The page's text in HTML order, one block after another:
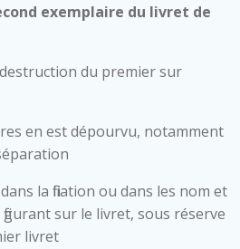
exemplaire du livret de
du premier sur
en est dépourvu, notamment
la filiation ou dans les nom et
sur le livret, sous réserve
livret